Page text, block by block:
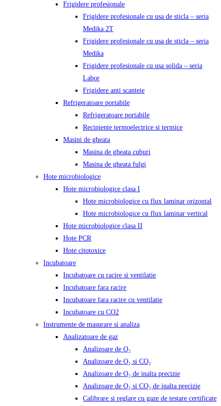
Frigidere profesionale
Frigidere profesionale cu usa de sticla – seria
Medika 2T
Frigidere profesionale cu usa de sticla – seria
Medika
Frigidere profesionale cu usa solida – seria
Labor
Frigidere anti scanteie
Refrigeratoare portabile
Refrigeratoare portabile
Recipiente termoelectrice si termice
Masini de gheata
Masina de gheata cuburi
Masina de gheata fulgi
Hote microbiologice
Hote microbiologice clasa I
Hote microbiologice cu flux laminar orizontal
Hote microbiologice cu flux laminar vertical
Hote microbiologice clasa II
Hote PCR
Hote citotoxice
Incubatoare
Incubatoare cu racire si ventilatie
Incubatoare fara racire
Incubatoare fara racire cu ventilatie
Incubatoare cu CO2
Instrumente de masurare si analiza
Analizatoare de gaz
Analizoare de O₂
Analizoare de O₂ si CO₂
Analizoare de O₂ de inalta precizie
Analizoare de O₂ si CO₂ de inalta precizie
Calibrare si reglare cu gaze de testare certificate